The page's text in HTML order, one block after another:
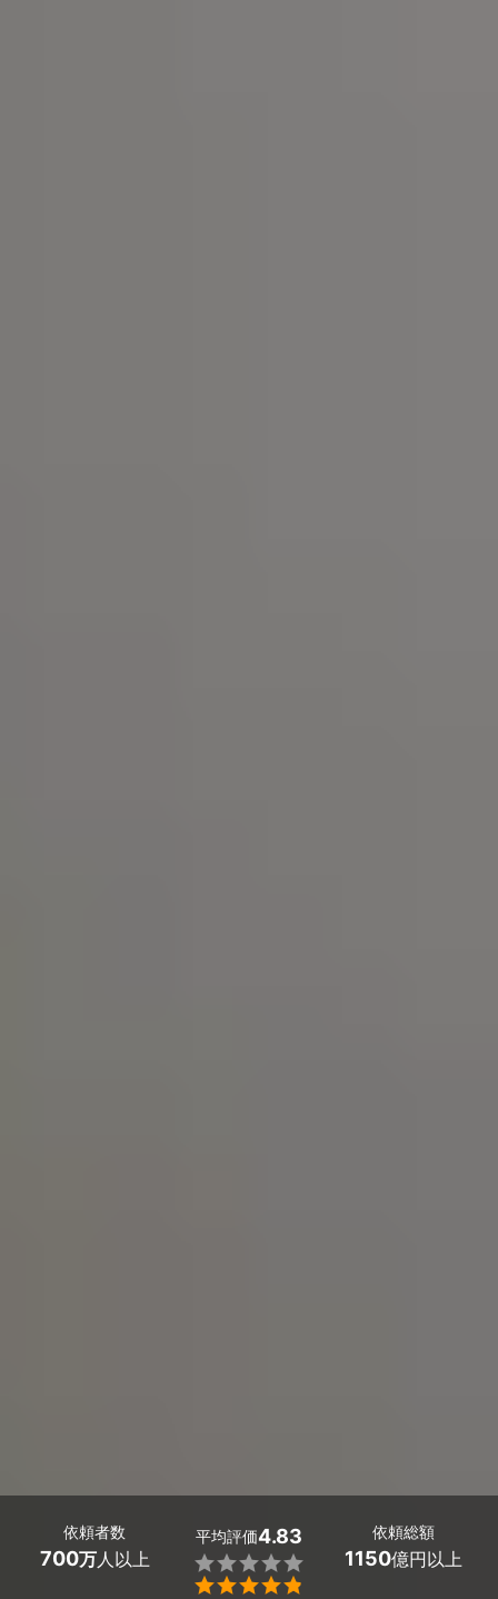
依頼者数
700万人以上
平均評価4.83


依頼総額
1150億円以上